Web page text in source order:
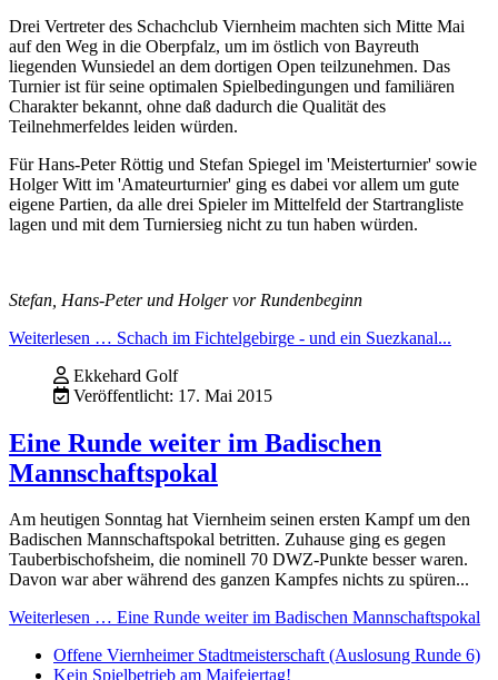
Drei Vertreter des Schachclub Viernheim machten sich Mitte Mai
auf den Weg in die Oberpfalz, um im östlich von Bayreuth
liegenden Wunsiedel an dem dortigen Open teilzunehmen. Das
Turnier ist für seine optimalen Spielbedingungen und familiären
Charakter bekannt, ohne daß dadurch die Qualität des
Teilnehmerfeldes leiden würden.
Für Hans-Peter Röttig und Stefan Spiegel im 'Meisterturnier' sowie
Holger Witt im 'Amateurturnier' ging es dabei vor allem um gute
eigene Partien, da alle drei Spieler im Mittelfeld der Startrangliste
lagen und mit dem Turniersieg nicht zu tun haben würden.
Stefan, Hans-Peter und Holger vor Rundenbeginn
Weiterlesen … Schach im Fichtelgebirge - und ein Suezkanal...
Ekkehard Golf
Veröffentlicht: 17. Mai 2015
Eine Runde weiter im Badischen
Mannschaftspokal
Am heutigen Sonntag hat Viernheim seinen ersten Kampf um den
Badischen Mannschaftspokal betritten. Zuhause ging es gegen
Tauberbischofsheim, die nominell 70 DWZ-Punkte besser waren.
Davon war aber während des ganzen Kampfes nichts zu spüren...
Weiterlesen … Eine Runde weiter im Badischen Mannschaftspokal
Offene Viernheimer Stadtmeisterschaft (Auslosung Runde 6)
Kein Spielbetrieb am Maifeiertag!